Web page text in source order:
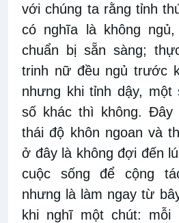
với chúng ta rằng tỉnh
có nghĩa là không
chuẩn bị sẵn sàng;
trinh nữ đều ngủ trước
nhưng khi tỉnh dậy, một
số khác thì không. Đây
thái độ khôn ngoan và
ở đây là không đợi đến
cuộc sống để cộng
nhưng là làm ngay từ
khi nghĩ một chút: mỗi